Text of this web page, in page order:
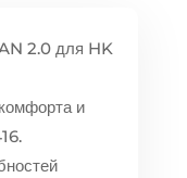
2.0 для HK
и